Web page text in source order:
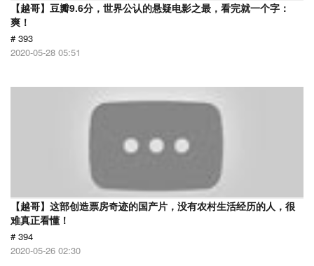
【越哥】豆瓣9.6分，世界公认的悬疑电影之最，看完就一个字：
爽！
# 393
2020-05-28 05:51
【越哥】这部创造票房奇迹的国产片，没有农村生活经历的人，很
难真正看懂！
# 394
2020-05-26 02:30